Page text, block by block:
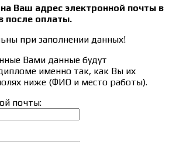
Ваш адрес электронной почты в
после оплаты.
при заполнении данных!
Вами данные будут
именно так, как Вы их
ниже (ФИО и место работы).
почты: